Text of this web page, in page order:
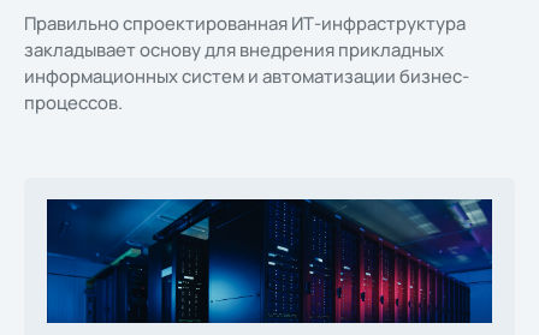
Правильно спроектированная ИТ-инфраструктура
закладывает основу для внедрения прикладных
информационных систем и автоматизации бизнес-
процессов.